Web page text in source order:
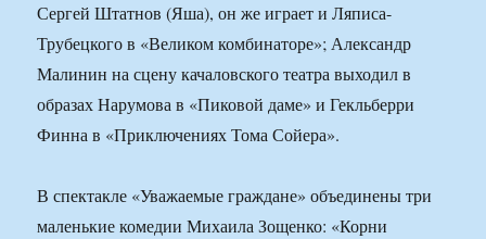
Сергей Штатнов (Яша), он же играет и Ляписа-
Трубецкого в «Великом комбинаторе»; Александр
Малинин на сцену качаловского театра выходил в
образах Нарумова в «Пиковой даме» и Гекльберри
Финна в «Приключениях Тома Сойера».
В спектакле «Уважаемые граждане» объединены три
маленькие комедии Михаила Зощенко: «Корни